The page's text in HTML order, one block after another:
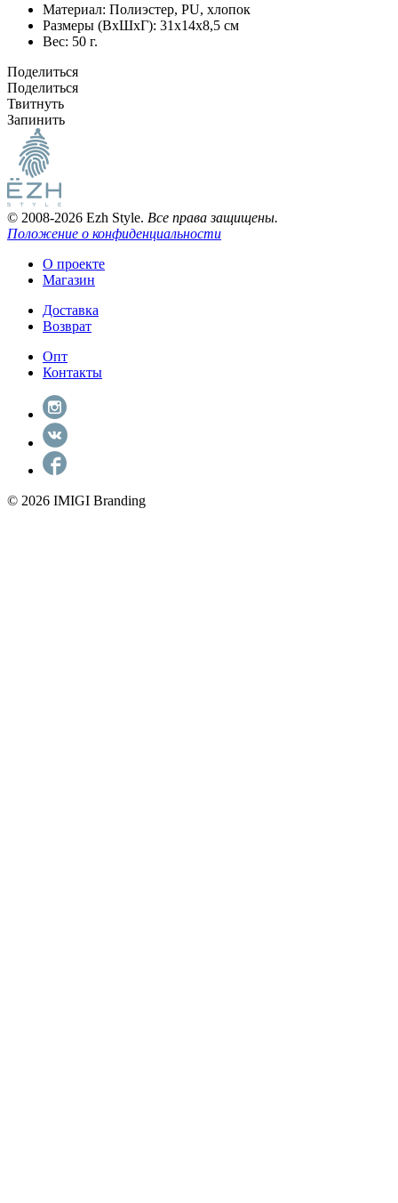
Материал: Полиэстер, PU, хлопок
Размеры (ВxШxГ): 31x14x8,5 см
Вес: 50 г.
Поделиться
Поделиться
Твитнуть
Запинить
© 2008-2026 Ezh Style. Все права защищены.
Положение о конфиденциальности
О проекте
Магазин
Доставка
Возврат
Опт
Контакты
© 2026 IMIGI Branding